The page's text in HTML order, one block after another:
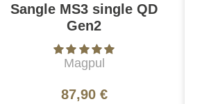
Sangle MS3 single QD
Gen2
Magpul
87,90 €